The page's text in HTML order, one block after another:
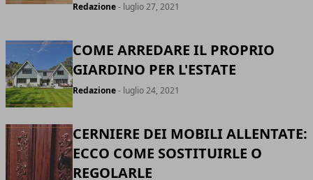
Redazione- luglio 27, 2021
COME ARREDARE IL PROPRIO
GIARDINO PER L'ESTATE
Redazione- luglio 24, 2021
CERNIERE DEI MOBILI ALLENTATE:
ECCO COME SOSTITUIRLE O
REGOLARLE